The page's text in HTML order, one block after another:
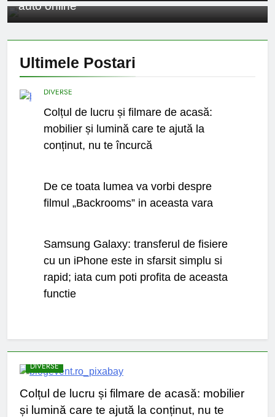
Ce spun mailurile de
campanie ale lui
6 Ani Ago
auto online
Ultimele Postari
DIVERSE
Colțul de lucru și filmare de acasă:
mobilier și lumină care te ajută la
conținut, nu te încurcă
De ce toata lumea va vorbi despre
filmul „Backrooms” in aceasta vara
Samsung Galaxy: transferul de fisiere
cu un iPhone este in sfarsit simplu si
rapid; iata cum poti profita de aceasta
functie
DIVERSE
Colțul de lucru și filmare de acasă: mobilier
și lumină care te ajută la conținut, nu te